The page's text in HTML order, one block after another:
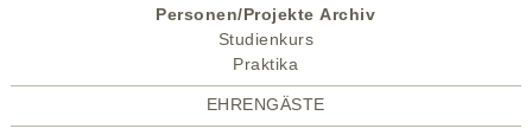
Personen/Projekte Archiv
Studienkurs
Praktika
EHRENGÄSTE